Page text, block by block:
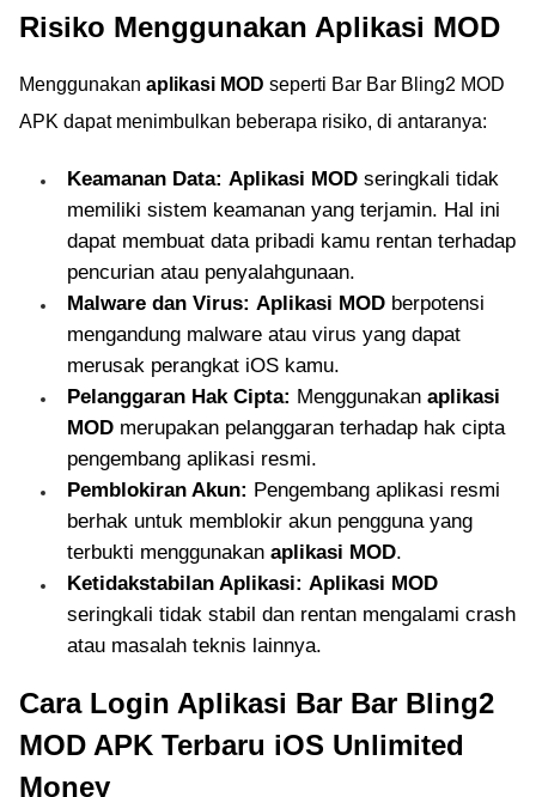
Crunchyroll & lainnya.
subtitle Indonesia,
tanpa virus!
Risiko Menggunakan Aplikasi MOD
Menggunakan aplikasi MOD seperti Bar Bar Bling2 MOD
APK dapat menimbulkan beberapa risiko, di antaranya:
Keamanan Data: Aplikasi MOD seringkali tidak
memiliki sistem keamanan yang terjamin. Hal ini
dapat membuat data pribadi kamu rentan terhadap
pencurian atau penyalahgunaan.
Malware dan Virus: Aplikasi MOD berpotensi
mengandung malware atau virus yang dapat
merusak perangkat iOS kamu.
Pelanggaran Hak Cipta: Menggunakan aplikasi
MOD merupakan pelanggaran terhadap hak cipta
pengembang aplikasi resmi.
Pemblokiran Akun: Pengembang aplikasi resmi
berhak untuk memblokir akun pengguna yang
terbukti menggunakan aplikasi MOD.
Ketidakstabilan Aplikasi: Aplikasi MOD
seringkali tidak stabil dan rentan mengalami crash
atau masalah teknis lainnya.
Cara Login Aplikasi Bar Bar Bling2
MOD APK Terbaru iOS Unlimited
Money